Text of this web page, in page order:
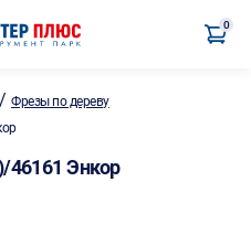
0
/Фрезы по дереву
46161 Энкор